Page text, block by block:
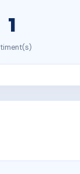
1